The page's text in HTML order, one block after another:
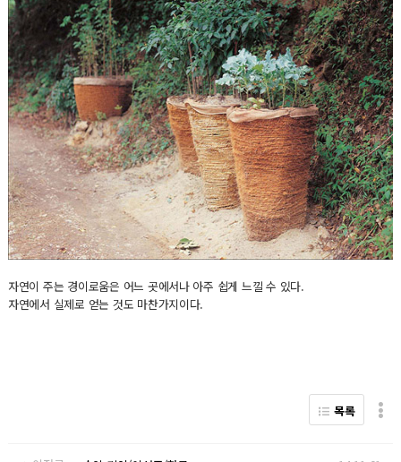
자연이 주는 경이로움은 어느 곳에서나 아주 쉽게 느낄 수 있다.
자연에서 실제로 얻는 것도 마찬가지이다.
목록